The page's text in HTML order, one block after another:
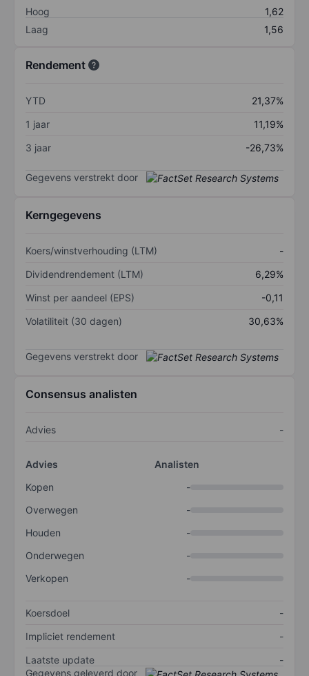
Hoog
1,62
Laag
1,56
Rendement
YTD
21,37%
1 jaar
11,19%
3 jaar
-26,73%
Gegevens verstrekt door
Kerngegevens
Koers/winstverhouding (LTM)
-
Dividendrendement (LTM)
6,29%
Winst per aandeel (EPS)
-0,11
Volatiliteit (30 dagen)
30,63%
Gegevens verstrekt door
Consensus analisten
Advies -
Advies
Analisten
Kopen
-
Overwegen
-
Houden
-
Onderwegen
-
Verkopen
-
Koersdoel
-
Impliciet rendement
-
Laatste update
-
Gegevens geleverd door